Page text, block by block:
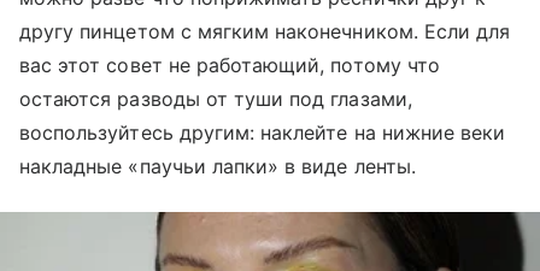
другу пинцетом с мягким наконечником. Если для
вас этот совет не работающий, потому что
остаются разводы от туши под глазами,
воспользуйтесь другим: наклейте на нижние веки
накладные «паучьи лапки» в виде ленты.